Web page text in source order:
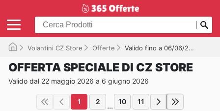
Volantini CZ Store Offerte Valido fino a 06/06/2026
OFFERTA SPECIALE DI CZ STORE
Valido dal 22 maggio 2026 a 6 giugno 2026
1 2 ... 10 11